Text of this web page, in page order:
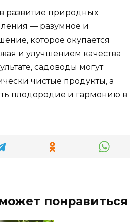
развитие природных
— разумное и
которое окупается
и улучшением качества
садоводы могут
чистые продукты, а
плодородие и гармонию в
понравиться